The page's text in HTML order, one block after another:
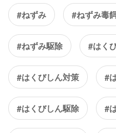
#ねずみ #ねずみ毒
#ねずみ駆除 #はく
#はくびしん対策 #
#はくびしん駆除 #